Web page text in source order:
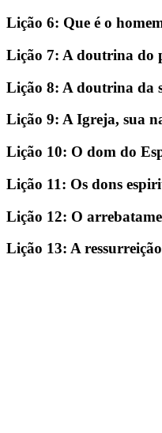
Lição 6: Que é o
Lição 7: A doutrina do
Lição 8: A doutrina da
Lição 9: A Igreja, sua
Lição 10: O dom do
Lição 11: Os dons
Lição 12: O
Lição 13: A